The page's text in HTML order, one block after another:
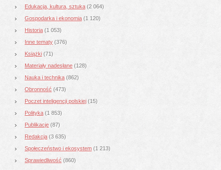
Edukacja, kultura, sztuka (2 064)
Gospodarka i ekonomia (1 120)
Historia (1 053)
Inne tematy (376)
Książki (71)
Materiały nadesłane (128)
Nauka i technika (862)
Obronność (473)
Poczet inteligencji polskiej (15)
Polityka (1 853)
Publikacje (87)
Redakcja (3 635)
Społeczeństwo i ekosystem (1 213)
Sprawiedliwość (860)